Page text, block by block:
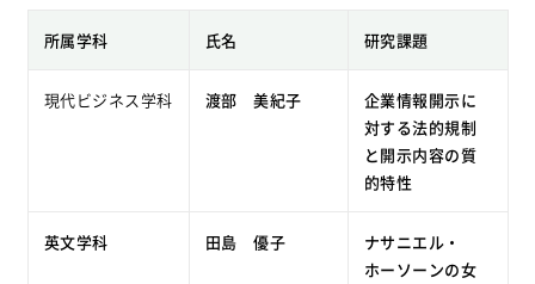
所属学科 氏名 研究課題
現代ビジネス学科 渡部 美紀子
企業情報開示に
対する法的規制
と開示内容の質
的特性
英文学科 田島 優子
ナサニエル・
ホーソーンの女